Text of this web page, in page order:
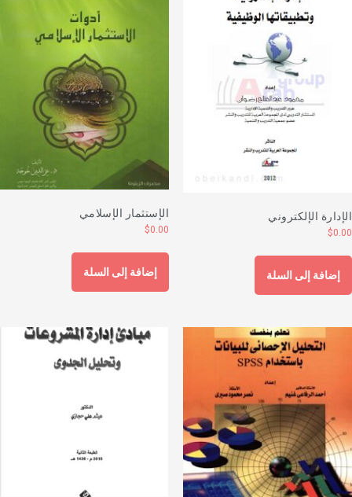
الإلكتروني
$
إضافة إلى السلة
الإستثمار الإسلامي
$0.00
إضافة إلى السلة